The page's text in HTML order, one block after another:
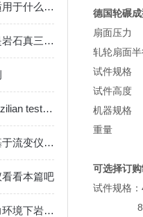
沥青混合料轮碾成型机适用于什么材料试验
看完本篇你就知道什么是岩石真三轴仪了
巴西圆盘劈裂试验 （Brazilian test）声发射定位结果
混凝土流变特性分析：基于流变仪的实验研究
看本篇吧
真三轴试验仪在复杂应力环境下岩土力学性质测试的突破
德国轮碾
扇面
轧轮扇
试件
试件
机器
重
可选择订
试件规格